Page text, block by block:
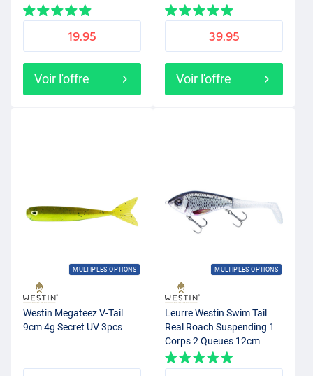
(62g)
19.95
Voir l'offre
39.95
Voir l'offre
MULTIPLES OPTIONS
Westin Megateez V-Tail
9cm 4g Secret UV 3pcs
MULTIPLES OPTIONS
Leurre Westin Swim Tail
Real Roach Suspending 1
Corps 2 Queues 12cm
(62g)